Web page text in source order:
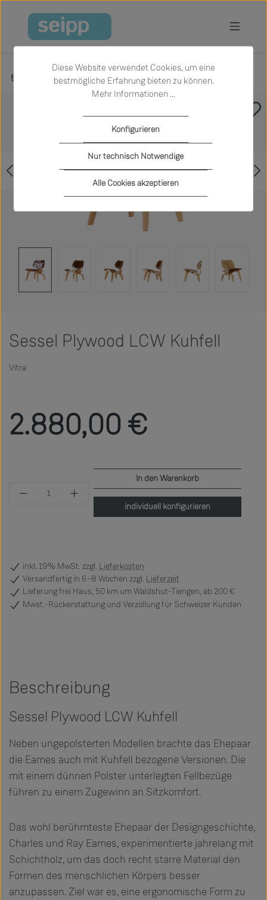
Zum Hauptinhalt springen
Produkte Wohnen Sessel
Sessel Plywood LCW Kuhfell
Vitra
2.880,00 €
Produkt Anzahl: Gib den gewünschten Wert
In den Warenkorb
individuell konfigurieren
inkl. 19% MwSt. zzgl. Lieferkosten
Versandfertig in 6–8 Wochen zzgl. Lieferzeit
Lieferung frei Haus, 50 km um Waldshut-Tiengen, ab 200 €
Mwst.-Rückerstattung und Verzollung für Schweizer Kunden
Beschreibung
Sessel Plywood LCW Kuhfell
Neben ungepolsterten Modellen brachte das Ehepaar
die Eames auch mit Kuhfell bezogene Versionen. Die
mit einem dünnen Polster unterlegten Fellbezüge
führen zu einem Zugewinn an Sitzkomfort.
Das wohl berühmteste Ehepaar der Designgeschichte,
Charles und Ray Eames, experimentierte jahrelang mit
Schichtholz, um das doch recht starre Material den
Formen des menschlichen Körpers besser
anzupassen. Ziel war es, eine ergonomische Form zu
Diese Website verwendet Cookies, um eine
bestmögliche Erfahrung bieten zu können.
Mehr Informationen ...
Nur technisch Notwendige
Konfigurieren
Alle Cookies akzeptieren